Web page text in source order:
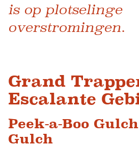
is op plotselinge
overstromingen.
Grand
Escalante
Peek-a-Boo
Gulch